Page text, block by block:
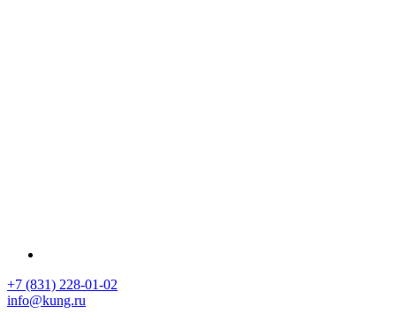
+7 (831) 228-01-02
info@kung.ru